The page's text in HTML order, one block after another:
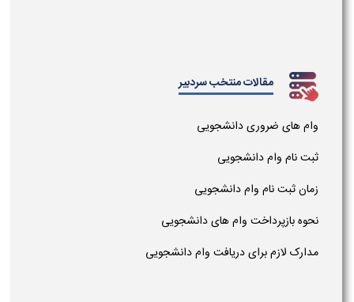
مقالات منتخب سردبیر
وام های ضروری دانشجویی
ثبت نام وام دانشجویی
زمان ثبت نام وام دانشجویی
نحوه بازپرداخت وام های دانشجویی
مدارک لازم برای دریافت وام دانشجویی